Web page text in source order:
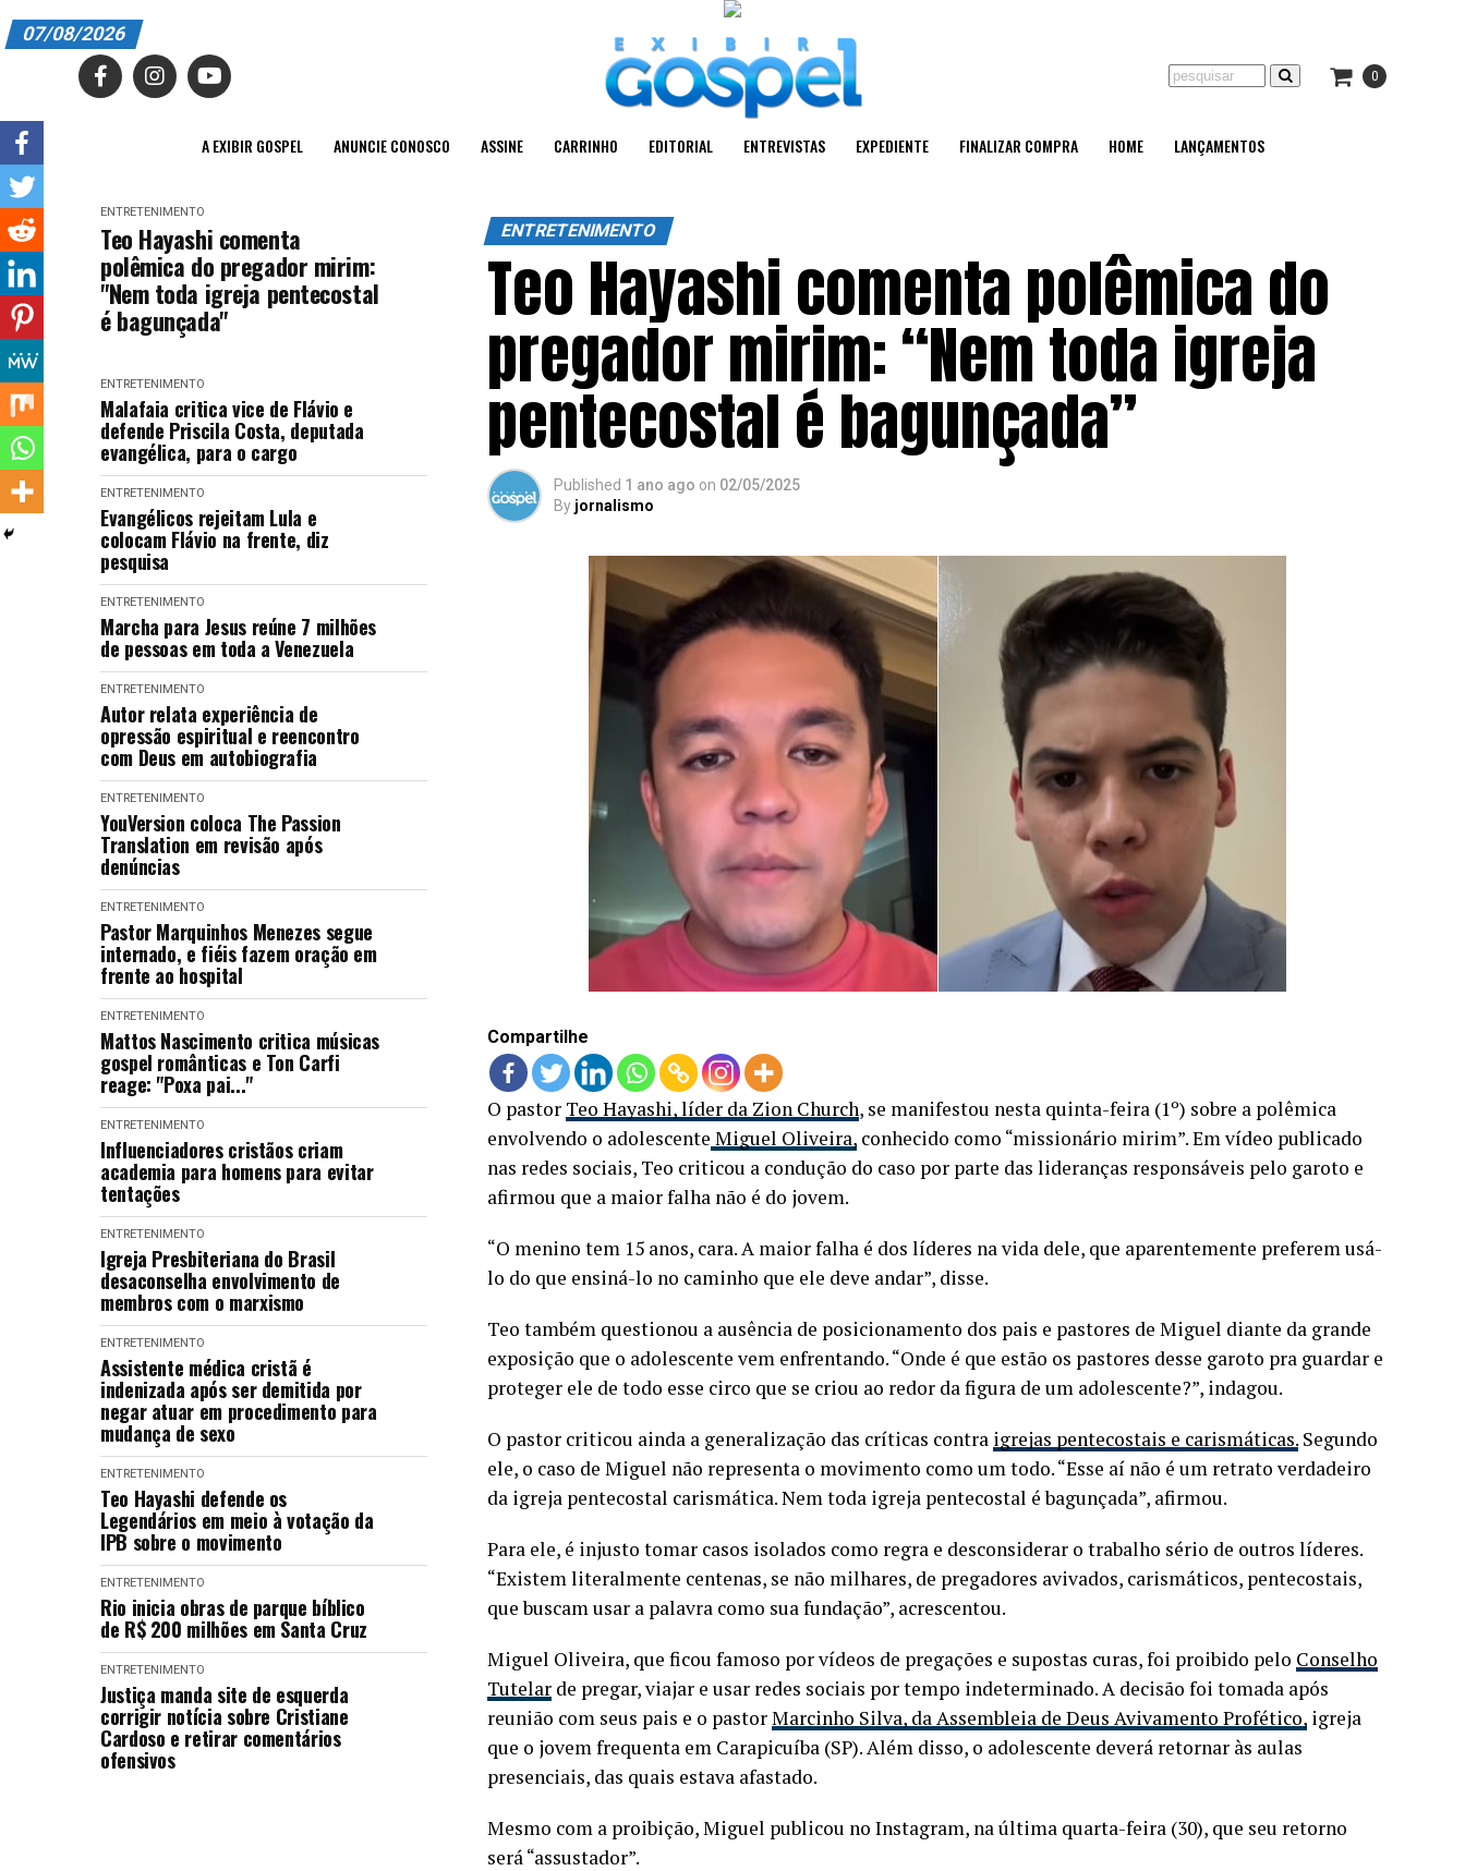
A EXIBIR GOSPEL
EDITORIAL
ENTREVISTAS
FINALIZAR COMPRA
HOME
LANÇAMENTOS
07/08/2026
0
A EXIBIR GOSPEL ANUNCIE CONOSCO ASSINE CARRINHO EDITORIAL ENTREVISTAS EXPEDIENTE FINALIZAR COMPRA HOME LANÇAMENTOS
ENTRETENIMENTO
Teo Hayashi comenta
polêmica do pregador mirim:
"Nem toda igreja pentecostal
é bagunçada"
ENTRETENIMENTO
Malafaia critica vice de Flávio e
defende Priscila Costa, deputada
evangélica, para o cargo
ENTRETENIMENTO
Evangélicos rejeitam Lula e
colocam Flávio na frente, diz
pesquisa
ENTRETENIMENTO
Marcha para Jesus reúne 7 milhões
de pessoas em toda a Venezuela
ENTRETENIMENTO
Autor relata experiência de
opressão espiritual e reencontro
com Deus em autobiografia
ENTRETENIMENTO
YouVersion coloca The Passion
Translation em revisão após
denúncias
ENTRETENIMENTO
Pastor Marquinhos Menezes segue
internado, e fiéis fazem oração em
frente ao hospital
ENTRETENIMENTO
Mattos Nascimento critica músicas
gospel românticas e Ton Carfi
reage: "Poxa pai..."
ENTRETENIMENTO
Influenciadores cristãos criam
academia para homens para evitar
tentações
ENTRETENIMENTO
Igreja Presbiteriana do Brasil
desaconselha envolvimento de
membros com o marxismo
ENTRETENIMENTO
Assistente médica cristã é
indenizada após ser demitida por
negar atuar em procedimento para
mudança de sexo
ENTRETENIMENTO
Teo Hayashi defende os
Legendários em meio à votação da
IPB sobre o movimento
ENTRETENIMENTO
Rio inicia obras de parque bíblico
de R$ 200 milhões em Santa Cruz
ENTRETENIMENTO
Justiça manda site de esquerda
corrigir notícia sobre Cristiane
Cardoso e retirar comentários
ofensivos
ENTRETENIMENTO
Teo Hayashi comenta polêmica do
pregador mirim: “Nem toda igreja
pentecostal é bagunçada”
Published 1 ano ago on 02/05/2025
By jornalismo
Compartilhe
O pastor Teo Hayashi, líder da Zion Church, se manifestou nesta quinta-feira (1º) sobre a polêmica
envolvendo o adolescente Miguel Oliveira, conhecido como “missionário mirim”. Em vídeo publicado
nas redes sociais, Teo criticou a condução do caso por parte das lideranças responsáveis pelo garoto e
afirmou que a maior falha não é do jovem.
“O menino tem 15 anos, cara. A maior falha é dos líderes na vida dele, que aparentemente preferem usá-
lo do que ensiná-lo no caminho que ele deve andar”, disse.
Teo também questionou a ausência de posicionamento dos pais e pastores de Miguel diante da grande
exposição que o adolescente vem enfrentando. “Onde é que estão os pastores desse garoto pra guardar e
proteger ele de todo esse circo que se criou ao redor da figura de um adolescente?”, indagou.
O pastor criticou ainda a generalização das críticas contra igrejas pentecostais e carismáticas. Segundo
ele, o caso de Miguel não representa o movimento como um todo. “Esse aí não é um retrato verdadeiro
da igreja pentecostal carismática. Nem toda igreja pentecostal é bagunçada”, afirmou.
Para ele, é injusto tomar casos isolados como regra e desconsiderar o trabalho sério de outros líderes.
“Existem literalmente centenas, se não milhares, de pregadores avivados, carismáticos, pentecostais,
que buscam usar a palavra como sua fundação”, acrescentou.
Miguel Oliveira, que ficou famoso por vídeos de pregações e supostas curas, foi proibido pelo Conselho
Tutelar de pregar, viajar e usar redes sociais por tempo indeterminado. A decisão foi tomada após
reunião com seus pais e o pastorMarcinho Silva, da Assembleia de Deus Avivamento Profético, igreja
que o jovem frequenta em Carapicuíba (SP). Além disso, o adolescente deverá retornar às aulas
presenciais, das quais estava afastado.
Mesmo com a proibição, Miguel publicou no Instagram, na última quarta-feira (30), que seu retorno
será “assustador”.